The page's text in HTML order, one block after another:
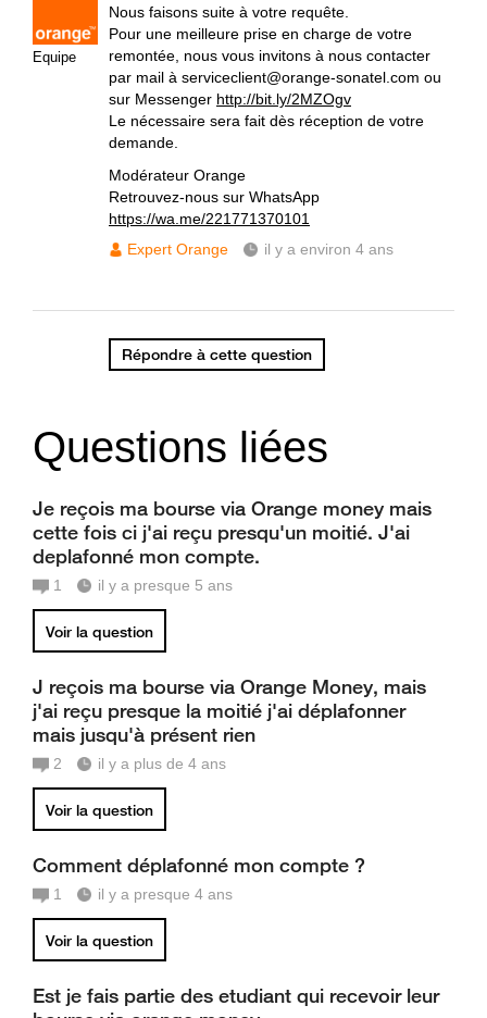
Equipe
Nous faisons suite à votre requête.
Pour une meilleure prise en charge de votre
remontée, nous vous invitons à nous contacter
par mail à serviceclient@orange-sonatel.com ou
sur Messenger http://bit.ly/2MZOgv
Le nécessaire sera fait dès réception de votre
demande.
Modérateur Orange
Retrouvez-nous sur WhatsApp
https://wa.me/221771370101
Expert Orange
il y a environ 4 ans
Répondre à cette question
Questions liées
Je reçois ma bourse via Orange money mais
cette fois ci j'ai reçu presqu'un moitié. J'ai
deplafonné mon compte.
1 il y a presque 5 ans
Voir la question
J reçois ma bourse via Orange Money, mais
j'ai reçu presque la moitié j'ai déplafonner
mais jusqu'à présent rien
2 il y a plus de 4 ans
Voir la question
Comment déplafonné mon compte ?
1 il y a presque 4 ans
Voir la question
Est je fais partie des etudiant qui recevoir leur